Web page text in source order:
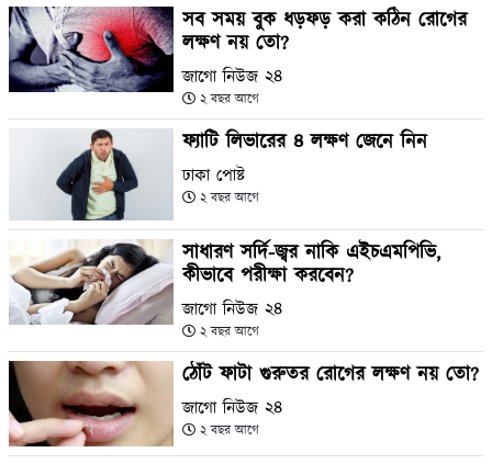
সব সময় বুক ধড়ফড় করা কঠিন রোগের
লক্ষণ নয় তো?
জাগো নিউজ ২৪
২ বছর আগে
ফ্যাটি লিভারের ৪ লক্ষণ জেনে নিন
ঢাকা পোষ্ট
২ বছর আগে
সাধারণ সর্দি-জ্বর নাকি এইচএমপিভি,
কীভাবে পরীক্ষা করবেন?
জাগো নিউজ ২৪
২ বছর আগে
ঠোঁট ফাটা গুরুতর রোগের লক্ষণ নয় তো?
জাগো নিউজ ২৪
২ বছর আগে